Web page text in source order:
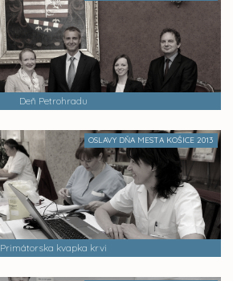
Deň Petrohradu
OSLAVY DŇA MESTA KOŠICE 2013
Primátorska kvapka krvi